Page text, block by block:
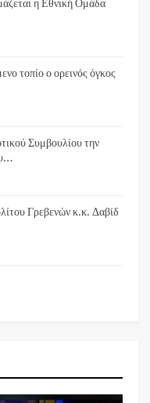
η Εθνική Ομάδα
τοπίο ο ορεινός όγκος
Συμβουλίου την
Γρεβενών κ.κ. Δαβίδ